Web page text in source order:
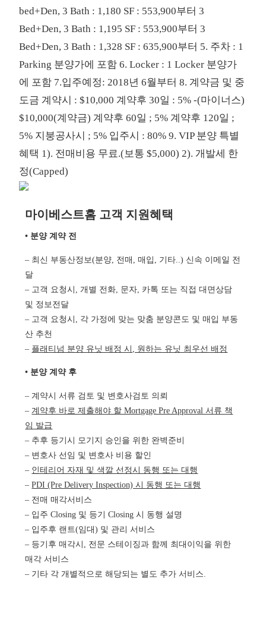
bed+Den, 3 Bath : 1,180 SF : 553,900부터 3
Bed+Den, 3 Bath : 1,195 SF : 553,900부터 3
Bed+Den, 3 Bath : 1,328 SF : 635,900부터 5. 주차 : 1
Parking 분양가에 포함 6. Locker : 1 Locker 분양가
에 포함 7.입주예정: 2018년 6월부터 8. 계약금 및 중
도금 계약시 : $10,000 계약후 30일 : 5% -(마이너스)
$10,000(계약금) 계약후 60일 ; 5% 계약후 120일 ;
5% 지붕공사시 ; 5% 입주시 : 80% 9. VIP 분양 특별
혜택 1). 전매비용 무료.(보통 $5,000) 2). 개발세 한
정(Capped)
마이베스트홈 고객 지원혜택
• 분양 계약 전
– 최신 부동산정보(분양, 전매, 매입, 기타..) 신속 이메일 전
달
– 고객 요청시, 개별 전화, 문자, 카톡 또는 직접 대면상담
및 정보전달
– 고객 요청시, 각 가정에 맞는 맞춤 분양콘도 및 매입 부동
산 추천
– 플래티넘 분양 유닛 배정 시, 원하는 유닛 최우선 배정
• 분양 계약 후
– 계약시 서류 검토 및 변호사검토 의뢰
–계약후 바로 제출해야 할 Mortgage Pre Approval 서류 책
임 발급
– 추후 등기시 모기지 승인을 위한 완벽준비
– 변호사 선임 및 변호사 비용 할인
– 인테리어 자재 및 색깔 선정시 동행 또는 대행
–PDI (Pre Delivery Inspection) 시 동행 또는 대행
– 전매 매각서비스
– 입주 Closing 및 등기 Closing 시 동행 설명
– 입주후 랜트(임대) 및 관리 서비스
– 등기후 매각시, 전문 스테이징과 함께 최대이익을 위한
매각 서비스
– 기타 각 개별적으로 해당되는 별도 추가 서비스.